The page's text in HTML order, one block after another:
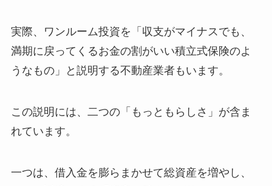
実際、ワンルーム投資を「収支がマイナスでも、
満期に戻ってくるお金の割がいい積立式保険のよ
うなもの」と説明する不動産業者もいます。
この説明には、二つの「もっともらしさ」が含ま
れています。
一つは、借入金を膨らまかせて総資産を増やし、